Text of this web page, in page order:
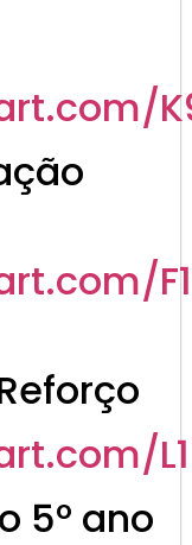
para facilitar
o
recebe 7 bônus
todas as
certo.
e Educação
como quiser!*